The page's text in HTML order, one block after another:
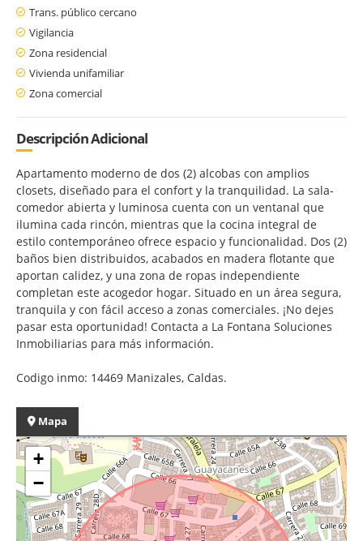
Trans. público cercano
Vigilancia
Zona residencial
Vivienda unifamiliar
Zona comercial
Descripción Adicional
Apartamento moderno de dos (2) alcobas con amplios
closets, diseñado para el confort y la tranquilidad. La sala-
comedor abierta y luminosa cuenta con un ventanal que
ilumina cada rincón, mientras que la cocina integral de
estilo contemporáneo ofrece espacio y funcionalidad. Dos (2)
baños bien distribuidos, acabados en madera flotante que
aportan calidez, y una zona de ropas independiente
completan este acogedor hogar. Situado en un área segura,
tranquila y con fácil acceso a zonas comerciales. ¡No dejes
pasar esta oportunidad! Contacta a La Fontana Soluciones
Inmobiliarias para más información.
Codigo inmo: 14469 Manizales, Caldas.
Mapa
+
−